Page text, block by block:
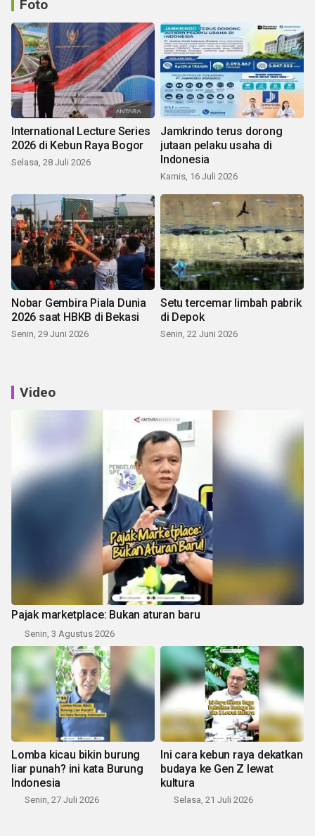
Foto
International Lecture Series
2026 di Kebun Raya Bogor
Selasa, 28 Juli 2026
Jamkrindo terus dorong
jutaan pelaku usaha di
Indonesia
Kamis, 16 Juli 2026
Nobar Gembira Piala Dunia
2026 saat HBKB di Bekasi
Senin, 29 Juni 2026
Setu tercemar limbah pabrik
di Depok
Senin, 22 Juni 2026
Video
Pajak marketplace: Bukan aturan baru
Senin, 3 Agustus 2026
Lomba kicau bikin burung
liar punah? ini kata Burung
Indonesia
Senin, 27 Juli 2026
Ini cara kebun raya dekatkan
budaya ke Gen Z lewat
kultura
Selasa, 21 Juli 2026